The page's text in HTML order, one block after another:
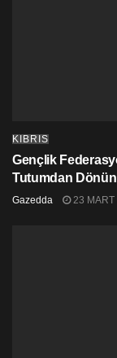
KIBRIS
Gençlik
Tutumdan Dönün
Gazedda 23 MART